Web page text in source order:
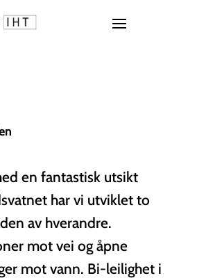
en fantastisk utsikt
har vi utviklet to
av hverandre.
mot vei og åpne
mot vann. Bi-leilighet i